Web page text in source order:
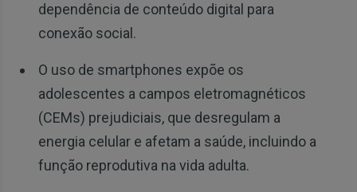
dependência de conteúdo digital para
conexão social.
O uso de smartphones expõe os
adolescentes a campos eletromagnéticos
(CEMs) prejudiciais, que desregulam a
energia celular e afetam a saúde, incluindo a
função reprodutiva na vida adulta.